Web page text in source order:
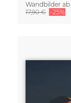
Wandbilder ab
17,90 € -25%